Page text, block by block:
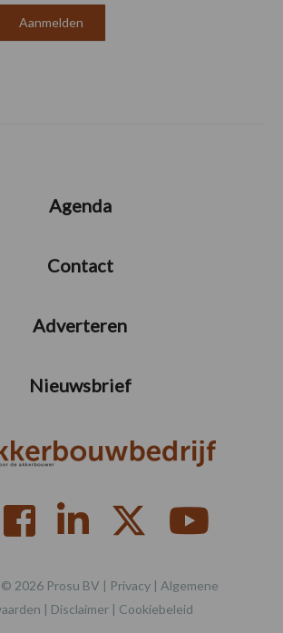
Agenda
Contact
Adverteren
Nieuwsbrief
2026 Prosu BV | Privacy | Algemene
| Disclaimer | Cookiebeleid